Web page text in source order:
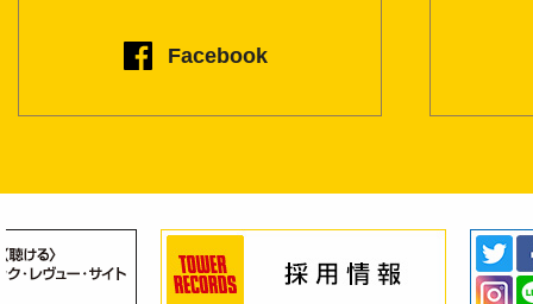
Facebook